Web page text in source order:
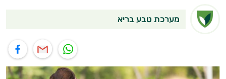
מערכת טבע בריא